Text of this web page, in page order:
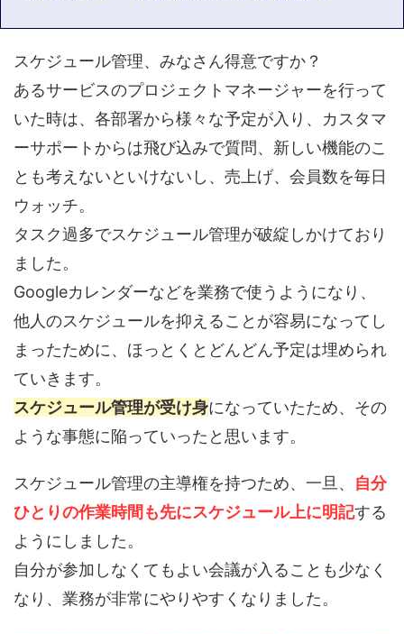
スケジュール管理、みなさん得意ですか？
あるサービスのプロジェクトマネージャーを行って
いた時は、各部署から様々な予定が入り、カスタマ
ーサポートからは飛び込みで質問、新しい機能のこ
とも考えないといけないし、売上げ、会員数を毎日
ウォッチ。
タスク過多でスケジュール管理が破綻しかけており
ました。
Googleカレンダーなどを業務で使うようになり、
他人のスケジュールを抑えることが容易になってし
まったために、ほっとくとどんどん予定は埋められ
ていきます。
スケジュール管理が受け身になっていたため、その
ような事態に陥っていったと思います。
スケジュール管理の主導権を持つため、一旦、 自分
ひとりの作業時間も先にスケジュール上に明記する
ようにしました。
自分が参加しなくてもよい会議が入ることも少なく
なり、業務が非常にやりやすくなりました。